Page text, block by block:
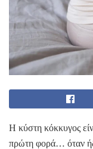
Η κύστη κόκκυγος
πρώτη φορά… όταν